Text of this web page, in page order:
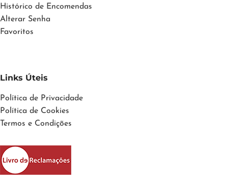
Histórico de Encomendas
Alterar Senha
Favoritos
Links Úteis
Política de Privacidade
Política de Cookies
Termos e Condições